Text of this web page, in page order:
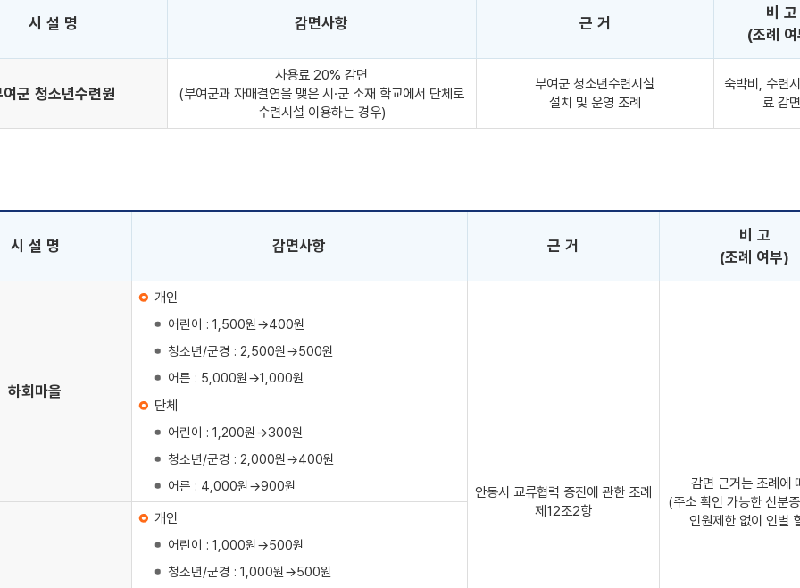
시 설 명 감면사항 근 거
비 고
(조례
여군 청소년수련원
사용료 20% 감면
(부여군과 자매결연을 맺은 시·군 소재 학교에서 단체로
수련시설 이용하는 경우)
부여군 청소년수련시설
설치 및 운영 조례
숙박비, 수련
료 감
시 설 명 감면사항 근 거
비 고
(조례 여부)
하회마을
개인
어린이 : 1,500원→400원
청소년/군경 : 2,500원→500원
어른 : 5,000원→1,000원
단체
어린이 : 1,200원→300원
청소년/군경 : 2,000원→400원
어른 : 4,000원→900원
안동시 교류협력 증진에 관한 조례
제12조2항
감면 근거는 조례에
(주소 확인 가능한 신분
인원제한 없이 인별
개인
어린이 : 1,000원→500원
청소년/군경 : 1,000원→500원